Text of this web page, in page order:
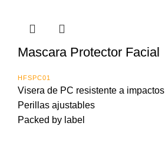
Mascara Protector Facial
HFSPC01
Visera de PC resistente a impactos
Perillas ajustables
Packed by label